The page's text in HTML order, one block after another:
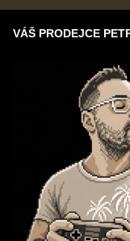
VÁŠ PRODEJCE